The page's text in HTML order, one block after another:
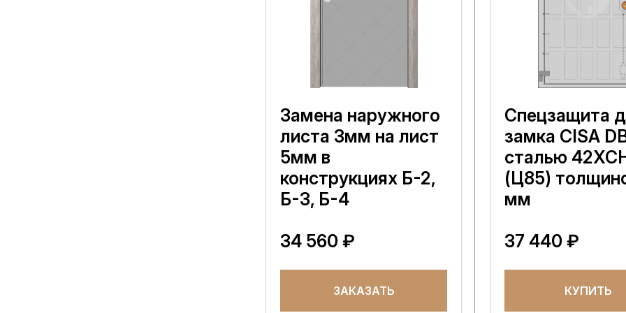
Замена наружного
листа 3мм на лист
5мм в
конструкциях Б-2,
Б-3, Б-4
34 560 ₽
ЗАКАЗАТЬ
Спецзащита
замка CISA
сталью
(Ц85)
мм
37 440 ₽
КУПИТЬ